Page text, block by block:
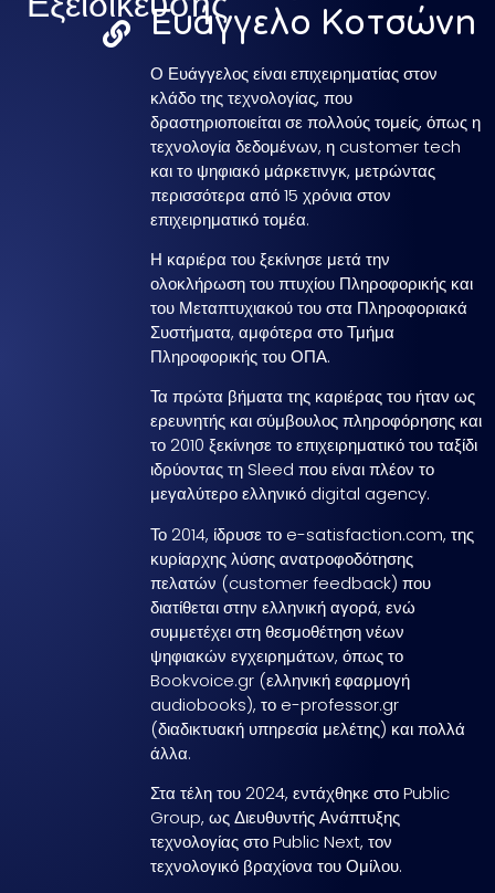
Ευάγγελο Κοτσώνη
Ο Ευάγγελος είναι επιχειρηματίας στον
κλάδο της τεχνολογίας, που
δραστηριοποιείται σε πολλούς τομείς, όπως η
τεχνολογία δεδομένων, η customer tech
και το ψηφιακό μάρκετινγκ, μετρώντας
περισσότερα από 15 χρόνια στον
επιχειρηματικό τομέα.
Η καριέρα του ξεκίνησε μετά την
ολοκλήρωση του πτυχίου Πληροφορικής και
του Μεταπτυχιακού του στα Πληροφοριακά
Συστήματα, αμφότερα στο Τμήμα
Πληροφορικής του ΟΠΑ.
Τα πρώτα βήματα της καριέρας του ήταν ως
ερευνητής και σύμβουλος πληροφόρησης και
το 2010 ξεκίνησε το επιχειρηματικό του ταξίδι
ιδρύοντας τη Sleed που είναι πλέον το
μεγαλύτερο ελληνικό digital agency.
Το 2014, ίδρυσε το e-satisfaction.com, της
κυρίαρχης λύσης ανατροφοδότησης
πελατών (customer feedback) που
διατίθεται στην ελληνική αγορά, ενώ
συμμετέχει στη θεσμοθέτηση νέων
ψηφιακών εγχειρημάτων, όπως το
Bookvoice.gr (ελληνική εφαρμογή
audiobooks), το e-professor.gr
(διαδικτυακή υπηρεσία μελέτης) και πολλά
άλλα.
Στα τέλη του 2024, εντάχθηκε στο Public
Group, ως Διευθυντής Ανάπτυξης
τεχνολογίας στο Public Next, τον
τεχνολογικό βραχίονα του Ομίλου.